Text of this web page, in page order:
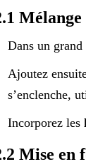
Mélange
Dans un
Ajoutez
s’enclenche,
Incorporez les
Mise en